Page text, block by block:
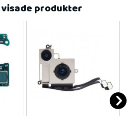
visade produkter